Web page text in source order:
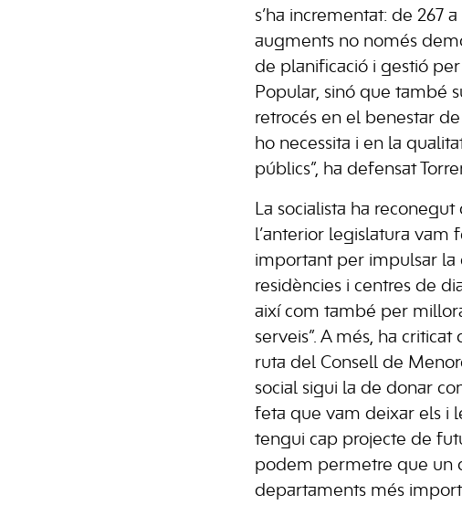
s’ha incrementat: de 267 a
augments no només
de planificació i gestió
Popular, sinó que també
retrocés en el benestar
ho necessita i en la
públics”, ha defensat
La socialista ha reconegut
l’anterior legislatura vam
important per impulsar la
residències i centres de
així com també per
serveis”. A més, ha criticat
ruta del Consell de
social sigui la de donar
feta que vam deixar els i
tengui cap projecte de
podem permetre que un
departaments més